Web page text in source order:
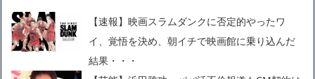
【速報】映画スラムダンクに否定的やったワ
イ、覚悟を決め、朝イチで映画館に乗り込んだ
結果・・・